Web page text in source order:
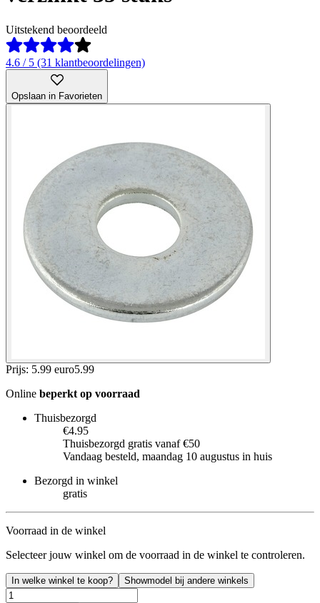
Uitstekend beoordeeld
4.6 / 5 (31 klantbeoordelingen)
Opslaan in Favorieten
Prijs: 5.99 euro5.99
Online beperkt op voorraad
Thuisbezorgd
€4.95
Thuisbezorgd gratis vanaf €50
Vandaag besteld, maandag 10 augustus in huis
Bezorgd in winkel
gratis
Voorraad in de winkel
Selecteer jouw winkel om de voorraad in de winkel te controleren.
In welke winkel te koop? Showmodel bij andere winkels